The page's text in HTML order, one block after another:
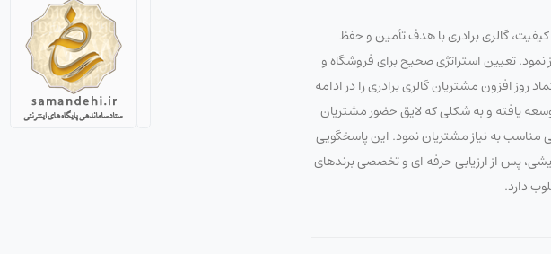
گالری برادری با هدف تأمین و حفظ
فروشگاه کوچکی در پاساژ تهران آغاز نمود. تعیین استراتژی صحیح برای فروشگاه و
افزون مشتریان گالری برادری را در ادامه
یافته و به شکلی که لایق حضور مشتریان
مناسب به نیاز مشتریان نمود. این پاسخگویی
پس از ارزیابی حرفه ای و تخصصی برندهای
دارد.